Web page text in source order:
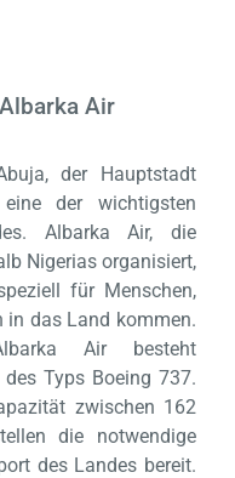
Air
der Hauptstadt
der wichtigsten
Albarka Air, die
Nigerias organisiert,
für Menschen,
in das Land kommen.
Air besteht
Typs Boeing 737.
zwischen 162
die notwendige
des Landes bereit.